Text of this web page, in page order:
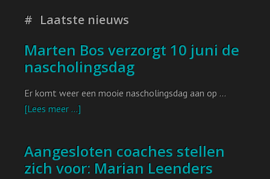
Laatste nieuws
Marten Bos verzorgt 10 juni de
nascholingsdag
Er komt weer een mooie nascholingsdag aan op …
[Lees meer ...]
Aangesloten coaches stellen
zich voor: Marian Leenders